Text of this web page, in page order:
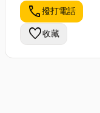
call撥打電話
favorite收藏